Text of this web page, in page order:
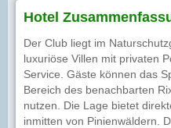
Hotel
Der Club liegt im
luxuriöse Villen mit privaten
Service. Gäste können das
Bereich des benachbarten
nutzen. Die Lage bietet
inmitten von Pinienwäldern.